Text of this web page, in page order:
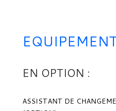
EN OPTION :
ASSISTANT DE